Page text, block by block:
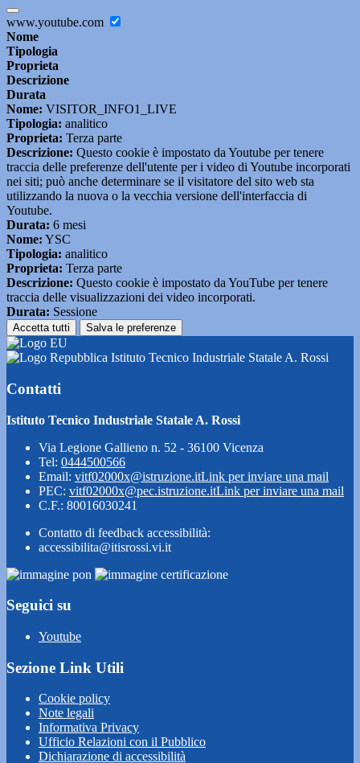
www.youtube.com
Nome
Tipologia
Proprieta
Descrizione
Durata
Nome: VISITOR_INFO1_LIVE
Tipologia: analitico
Proprieta: Terza parte
Descrizione: Questo cookie è impostato da Youtube per tenere
traccia delle preferenze dell'utente per i video di Youtube incorporati
nei siti; può anche determinare se il visitatore del sito web sta
utilizzando la nuova o la vecchia versione dell'interfaccia di
Youtube.
Durata: 6 mesi
Nome: YSC
Tipologia: analitico
Proprieta: Terza parte
Descrizione: Questo cookie è impostato da YouTube per tenere
traccia delle visualizzazioni dei video incorporati.
Durata: Sessione
Accetta tutti Salva le preferenze
Istituto Tecnico Industriale Statale A. Rossi
Contatti
Istituto Tecnico Industriale Statale A. Rossi
Via Legione Gallieno n. 52 - 36100 Vicenza
Tel: 0444500566
Email: vitf02000x@istruzione.itLink per inviare una mail
PEC: vitf02000x@pec.istruzione.itLink per inviare una mail
C.F.: 80016030241
Contatto di feedback accessibilità:
accessibilita@itisrossi.vi.it
Seguici su
Youtube
Sezione Link Utili
Cookie policy
Note legali
Informativa Privacy
Ufficio Relazioni con il Pubblico
Dichiarazione di accessibilità